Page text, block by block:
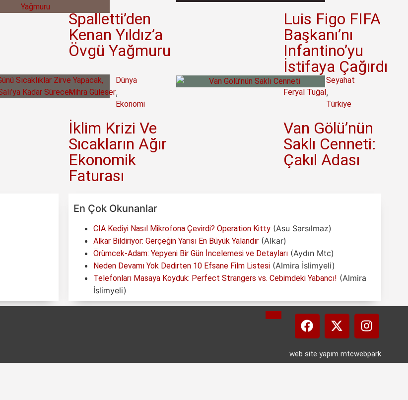
Spalletti’den
Kenan Yıldız’a
Övgü Yağmuru
Luis Figo FIFA
Başkanı’nı
Infantino’yu
İstifaya Çağırdı
Mihra Güleser
Dünya
,
Ekonomi
İklim Krizi Ve
Sıcakların Ağır
Ekonomik
Faturası
Feryal Tuğal
Seyahat
,
Türkiye
Van Gölü’nün
Saklı Cenneti:
Çakıl Adası
En Çok Okunanlar
CIA Kediyi Nasıl Mikrofona Çevirdi? Operation Kitty (Asu Sarsılmaz)
Alkar Bildiriyor: Gerçeğin Yarısı En Büyük Yalandır (Alkar)
Örümcek-Adam: Yepyeni Bir Gün İncelemesi ve Detayları (Aydın Mtc)
Neden Devamı Yok Dedirten 10 Efsane Film Listesi (Almira İslimyeli)
Telefonları Masaya Koyduk: Perfect Strangers vs. Cebimdeki Yabancı! (Almira
İslimyeli)
web site yapım mtcwebpark